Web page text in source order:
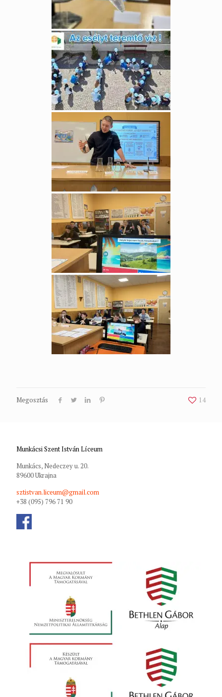
Megosztás 14
Munkácsi Szent István Líceum
Munkács, Nedeczey u. 20.
89600 Ukrajna
sztistvan.liceum@gmail.com
+38 (095) 796 71 90